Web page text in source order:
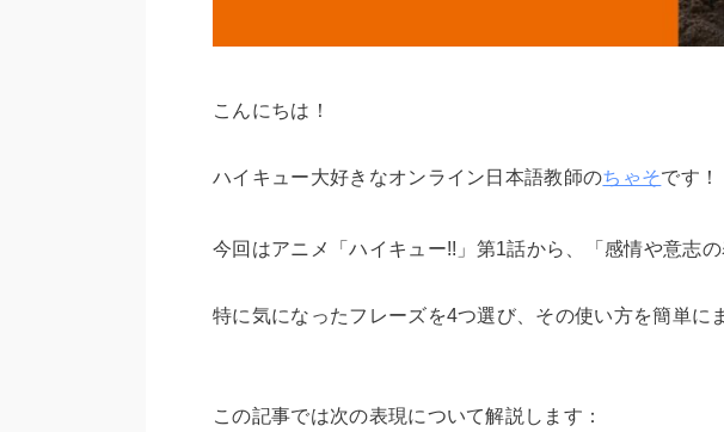
こんにちは！
ハイキュー大好きなオンライン日本語教師のちゃそです！
今回はアニメ「ハイキュー!!」第1話から、「感情や意志
特に気になったフレーズを4つ選び、その使い方を簡単に
この記事では次の表現について解説します：